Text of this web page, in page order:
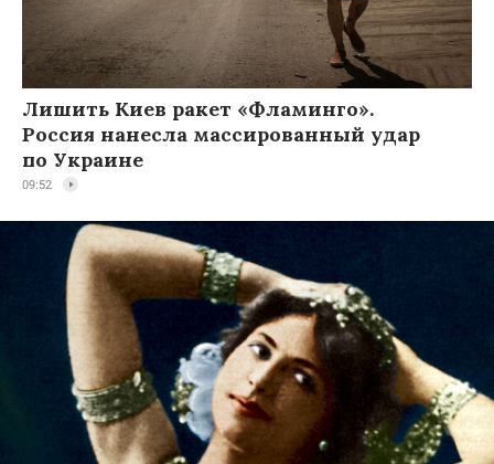
Лишить Киев ракет «Фламинго».
Россия нанесла массированный удар
по Украине
09:52